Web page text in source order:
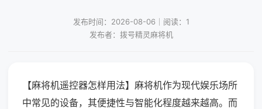
发布时间：2026-08-06｜阅读：1
发布者：拨号精灵麻将机
【麻将机遥控器怎样用法】麻将机作为现代娱乐场所
中常见的设备，其便捷性与智能化程度越来越高。而